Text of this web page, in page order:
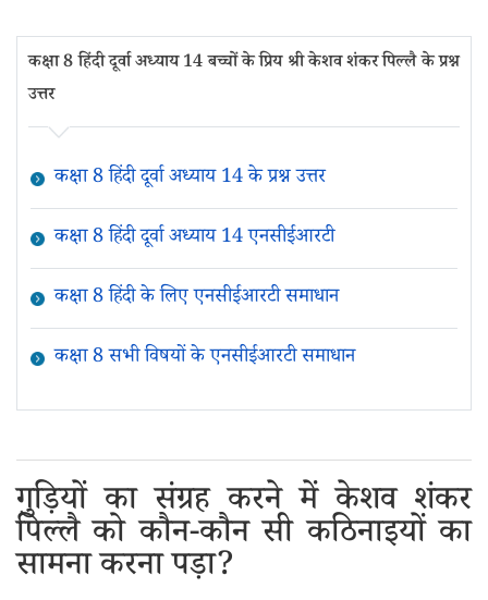
कक्षा 8 हिंदी दूर्वा अध्याय 14 बच्चों के प्रिय श्री केशव शंकर पिल्लै के प्रश्न
उत्तर
कक्षा 8 हिंदी दूर्वा अध्याय 14 के प्रश्न उत्तर
कक्षा 8 हिंदी दूर्वा अध्याय 14 एनसीईआरटी
कक्षा 8 हिंदी के लिए एनसीईआरटी समाधान
कक्षा 8 सभी विषयों के एनसीईआरटी समाधान
गुड़ियों का संग्रह करने में केशव शंकर
पिल्लै को कौन-कौन सी कठिनाइयों का
सामना करना पड़ा?